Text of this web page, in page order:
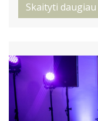
Skaityti daugiau